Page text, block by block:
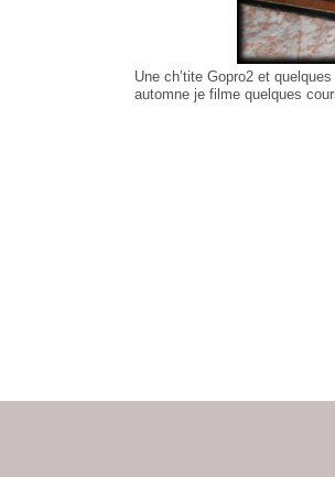
Une ch’tite Gopro2 et
automne je filme quelques